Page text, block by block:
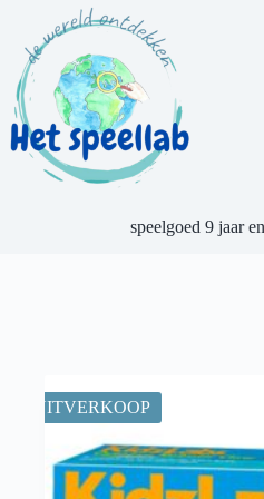
inhoud
speelgoed 9 jaar
UITVERKOOP